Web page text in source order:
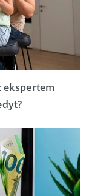
ekspertem